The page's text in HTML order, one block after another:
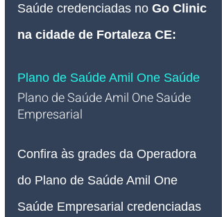
Saúde credenciadas no Go Clinic
na cidade de Fortaleza CE:
Plano de Saúde Amil One Saúde
Plano de Saúde Amil One Saúde
Empresarial
Confira às grades da Operadora
do Plano de Saúde Amil One
Saúde Empresarial credenciadas